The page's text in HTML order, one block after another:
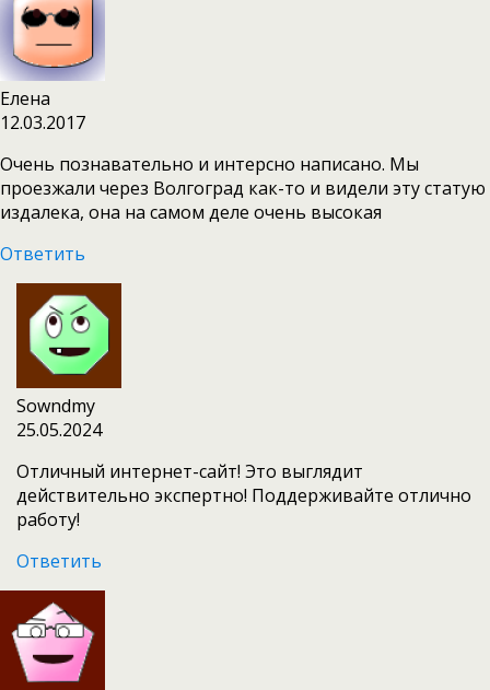
Елена
12.03.2017
Очень познавательно и интерсно написано. Мы
проезжали через Волгоград как-то и видели эту статую
издалека, она на самом деле очень высокая
Ответить
Sowndmy
25.05.2024
Отличный интернет-сайт! Это выглядит
действительно экспертно! Поддерживайте отлично
работу!
Ответить